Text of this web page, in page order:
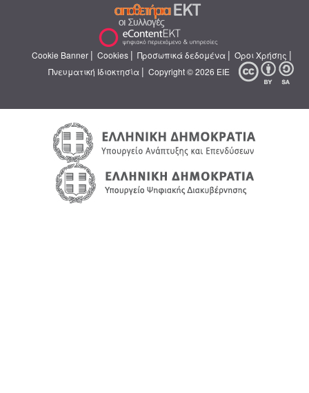
Cookie Banner | Cookies | Προσωπικά δεδομένα | Όροι Χρήσης |
Πνευματική Ιδιοκτησία | Copyright © 2026 ΕΙΕ